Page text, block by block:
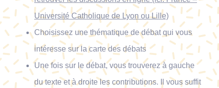
Université Catholique de Lyon ou Lille)
Choisissez une thématique de débat qui vous
intéresse sur la carte des débats
Une fois sur le débat, vous trouverez à gauche
du texte et à droite les contributions. Il vous suffit